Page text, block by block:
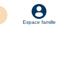
Espace famille